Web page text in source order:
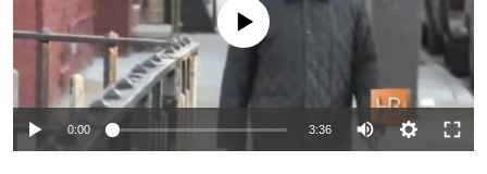
Learning English
СОЦИАЛЬНЫЕ СЕТИ
No media source currently available
0:00 3:36